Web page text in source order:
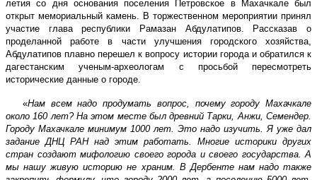
летия со дня основания поселения Петровское в Махачкале был
открыт мемориальный камень. В торжественном мероприятии принял
участие глава республики Рамазан Абдулатипов. Рассказав о
проделанной работе в части улучшения городского хозяйства,
Абдулатипов плавно перешел к вопросу истории города и обратился к
дагестанским ученым-археологам с просьбой пересмотреть
исторические данные о городе.
«Нам всем надо продумать вопрос, почему городу Махачкале
около 160 лет? На этом месте был древний Тарки, Анжи, Семендер.
Городу Махачкале минимум 1000 лет. Это надо изучить. Я уже дал
задание ДНЦ РАН над этим работать. Многие историки других
стран создают мифологию своего города и своего государства. А
мы нашу живую историю не храним. В Дербенте нам надо также